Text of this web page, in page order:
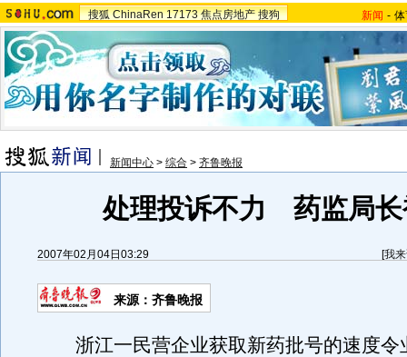
搜狐 ChinaRen 17173 焦点房地产 搜狗 新闻 -
新闻中心 > 综合 > 齐鲁晚报
处理投诉不力 药监局长
2007年02月04日03:29 [我
来源：齐鲁晚报
浙江一民营企业获取新药批号的速度令